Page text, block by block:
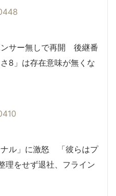
ンサー無しで再開 後継番
8」は存在意味が無くな
ル」に激怒 「彼らはプ
をせず退社、フライン